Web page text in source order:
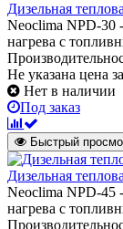
Дизельная
Neoclima NPD-30
нагрева с
Не указана цена
Нет в наличии
Под заказ
Быстрый
Дизельная
Neoclima NPD-45
нагрева с